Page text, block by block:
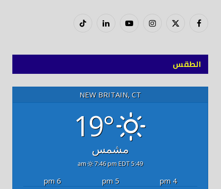
فيسبوكX
إنستغراميوتيوب لينكدود
تيك
الطقس
NEW BRITAIN, CT
19°
مشمس
5:49 am
7:46 pm EDT
4 pm
5 pm
6 pm